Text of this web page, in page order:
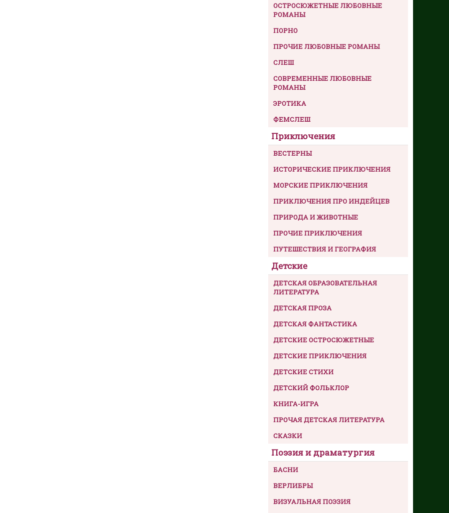
ОСТРОСЮЖЕТНЫЕ ЛЮБОВНЫЕ
РОМАНЫ
ПОРНО
ПРОЧИЕ ЛЮБОВНЫЕ РОМАНЫ
СЛЕШ
СОВРЕМЕННЫЕ ЛЮБОВНЫЕ
РОМАНЫ
ЭРОТИКА
ФЕМСЛЕШ
Приключения
ВЕСТЕРНЫ
ИСТОРИЧЕСКИЕ ПРИКЛЮЧЕНИЯ
МОРСКИЕ ПРИКЛЮЧЕНИЯ
ПРИКЛЮЧЕНИЯ ПРО ИНДЕЙЦЕВ
ПРИРОДА И ЖИВОТНЫЕ
ПРОЧИЕ ПРИКЛЮЧЕНИЯ
ПУТЕШЕСТВИЯ И ГЕОГРАФИЯ
Детские
ДЕТСКАЯ ОБРАЗОВАТЕЛЬНАЯ
ЛИТЕРАТУРА
ДЕТСКАЯ ПРОЗА
ДЕТСКАЯ ФАНТАСТИКА
ДЕТСКИЕ ОСТРОСЮЖЕТНЫЕ
ДЕТСКИЕ ПРИКЛЮЧЕНИЯ
ДЕТСКИЕ СТИХИ
ДЕТСКИЙ ФОЛЬКЛОР
КНИГА-ИГРА
ПРОЧАЯ ДЕТСКАЯ ЛИТЕРАТУРА
СКАЗКИ
Поэзия и драматургия
БАСНИ
ВЕРЛИБРЫ
ВИЗУАЛЬНАЯ ПОЭЗИЯ